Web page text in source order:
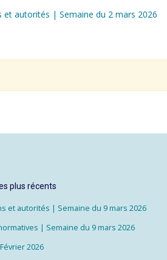
et autorités | Semaine du 2 mars 2026
plus récents
et autorités | Semaine du 9 mars 2026
| Semaine du 9 mars 2026
2026